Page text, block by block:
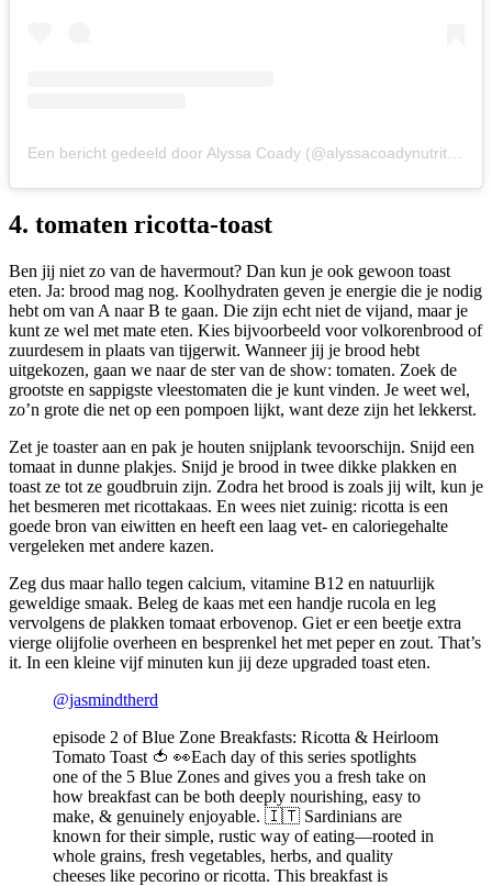
4. tomaten ricotta-toast
Ben jij niet zo van de havermout? Dan kun je ook gewoon toast
eten. Ja: brood mag nog. Koolhydraten geven je energie die je nodig
hebt om van A naar B te gaan. Die zijn echt niet de vijand, maar je
kunt ze wel met mate eten. Kies bijvoorbeeld voor volkorenbrood of
zuurdesem in plaats van tijgerwit. Wanneer jij je brood hebt
uitgekozen, gaan we naar de ster van de show: tomaten. Zoek de
grootste en sappigste vleestomaten die je kunt vinden. Je weet wel,
zo’n grote die net op een pompoen lijkt, want deze zijn het lekkerst.
Zet je toaster aan en pak je houten snijplank tevoorschijn. Snijd een
tomaat in dunne plakjes. Snijd je brood in twee dikke plakken en
toast ze tot ze goudbruin zijn. Zodra het brood is zoals jij wilt, kun je
het besmeren met ricottakaas. En wees niet zuinig: ricotta is een
goede bron van eiwitten en heeft een laag vet- en caloriegehalte
vergeleken met andere kazen.
Zeg dus maar hallo tegen calcium, vitamine B12 en natuurlijk
geweldige smaak. Beleg de kaas met een handje rucola en leg
vervolgens de plakken tomaat erbovenop. Giet er een beetje extra
vierge olijfolie overheen en besprenkel het met peper en zout. That’s
it. In een kleine vijf minuten kun jij deze upgraded toast eten.
@jasmindtherd
episode 2 of Blue Zone Breakfasts: Ricotta & Heirloom
Tomato Toast 🍅 👀Each day of this series spotlights
one of the 5 Blue Zones and gives you a fresh take on
how breakfast can be both deeply nourishing, easy to
make, & genuinely enjoyable. 🇮🇹 Sardinians are
known for their simple, rustic way of eating—rooted in
whole grains, fresh vegetables, herbs, and quality
cheeses like pecorino or ricotta. This breakfast is